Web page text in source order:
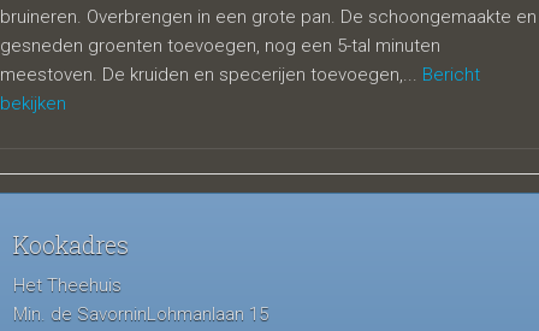
bruineren. Overbrengen in een grote pan. De schoongemaakte en
gesneden groenten toevoegen, nog een 5-tal minuten
meestoven. De kruiden en specerijen toevoegen,... Bericht
bekijken
Kookadres
Het Theehuis
Min. de SavorninLohmanlaan 15